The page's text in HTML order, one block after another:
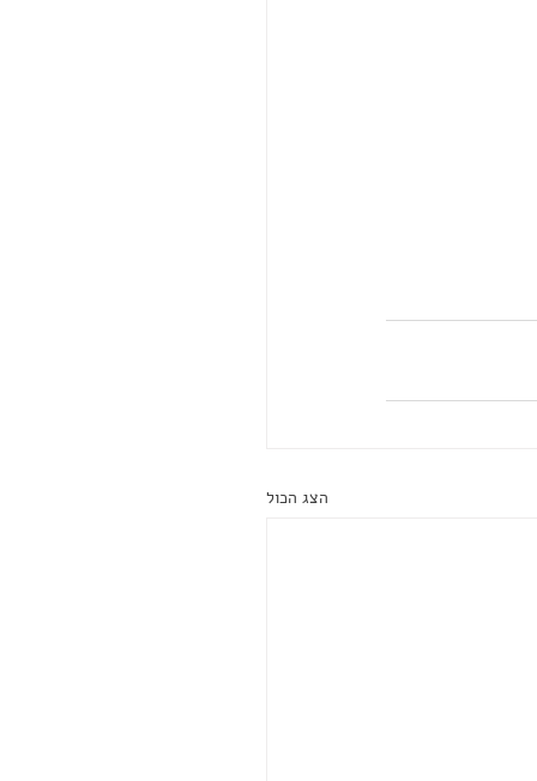
הצג הכול